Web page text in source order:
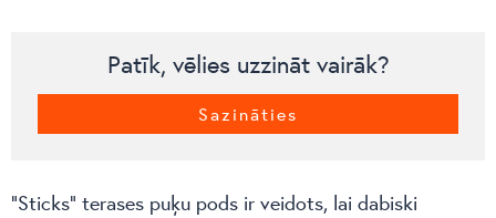
Patīk, vēlies uzzināt vairāk?
Sazināties
“Sticks” terases puķu pods ir veidots, lai dabiski